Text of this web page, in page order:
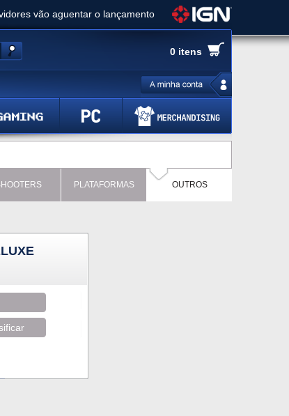
vão aguentar o lançamento
e vai receber novo conteúdo
Ghost of Yotei - Análise
Solid Delta: Snake Eater - Análise
livestream para o Fallout Day
0 itens
PLATAFORMAS OUTROS